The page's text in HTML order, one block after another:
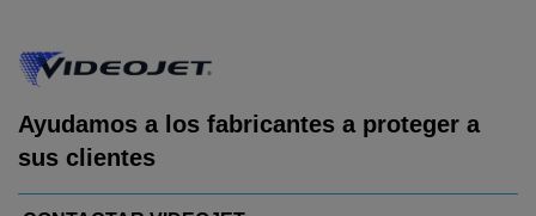
Ayudamos a los fabricantes a proteger a
sus clientes